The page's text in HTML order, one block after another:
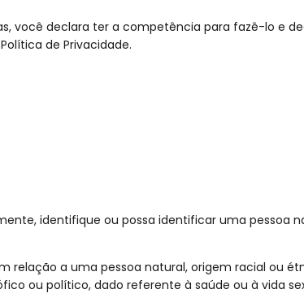
você declara ter a competência para fazê-lo e
de Privacidade.
identifique ou possa identificar uma pessoa
relação a uma pessoa natural, origem racial ou
ou político, dado referente à saúde ou à vida